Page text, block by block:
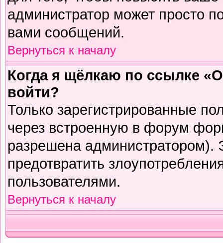
администратор может просто
вами сообщений.
Вернуться к началу
Когда я щёлкаю по ссылке
войти?
Только зарегистрированные
через встроенную в форум
разрешена администратором).
предотвратить
пользователями.
Вернуться к началу